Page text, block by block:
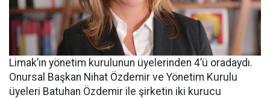
Limak’ın yönetim kurulunun üyelerinden 4’ü oradaydı.
Onursal Başkan Nihat Özdemir ve Yönetim Kurulu
üyeleri Batuhan Özdemir ile şirketin iki kurucu